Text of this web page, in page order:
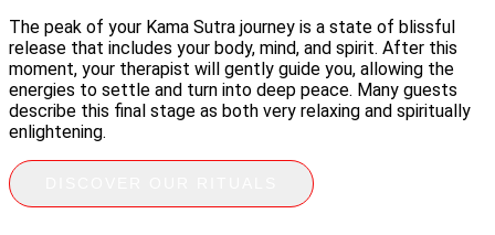
The peak of your Kama Sutra journey is a state of blissful
release that includes your body, mind, and spirit. After this
moment, your therapist will gently guide you, allowing the
energies to settle and turn into deep peace. Many guests
describe this final stage as both very relaxing and spiritually
enlightening.